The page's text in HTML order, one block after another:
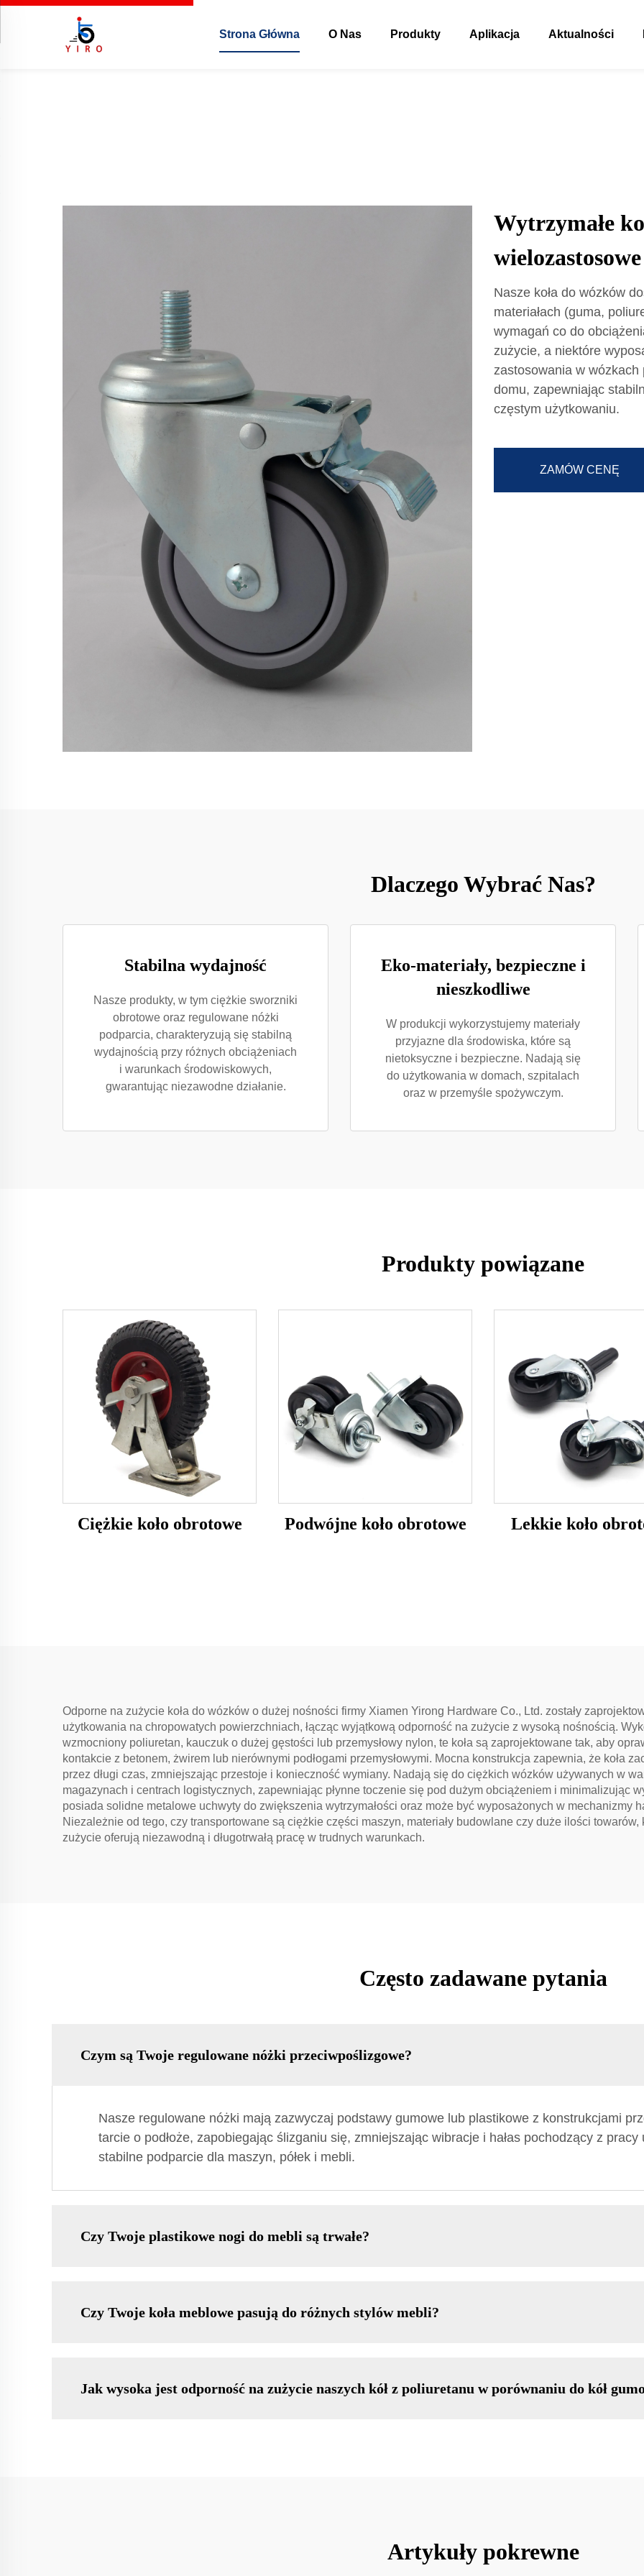
Strona Główna O Nas Produkty Aplikacja Aktualności
Wytrzymałe
wielozastosowe
Nasze koła do wózków
materiałach (guma,
wymagań co do
zużycie, a niektóre
zastosowania w wózkach
domu, zapewniając
częstym użytkowaniu.
ZAMÓW CENĘ
Dlaczego Wybrać Nas?
Stabilna wydajność
Nasze produkty, w tym ciężkie sworzniki
obrotowe oraz regulowane nóżki
podparcia, charakteryzują się stabilną
wydajnością przy różnych obciążeniach
i warunkach środowiskowych,
gwarantując niezawodne działanie.
Eko-materiały, bezpieczne i
nieszkodliwe
W produkcji wykorzystujemy materiały
przyjazne dla środowiska, które są
nietoksyczne i bezpieczne. Nadają się
do użytkowania w domach, szpitalach
oraz w przemyśle spożywczym.
Produkty powiązane
Ciężkie koło obrotowe Podwójne koło obrotowe Lekkie koło
Odporne na zużycie koła do wózków o dużej nośności firmy Xiamen Yirong Hardware Co., Ltd. zostały
użytkowania na chropowatych powierzchniach, łącząc wyjątkową odporność na zużycie z wysoką nośnością.
wzmocniony poliuretan, kauczuk o dużej gęstości lub przemysłowy nylon, te koła są zaprojektowane tak, aby
kontakcie z betonem, żwirem lub nierównymi podłogami przemysłowymi. Mocna konstrukcja zapewnia, że koła
przez długi czas, zmniejszając przestoje i konieczność wymiany. Nadają się do ciężkich wózków używanych w
magazynach i centrach logistycznych, zapewniając płynne toczenie się pod dużym obciążeniem i minimalizując
posiada solidne metalowe uchwyty do zwiększenia wytrzymałości oraz może być wyposażonych w mechanizmy
Niezależnie od tego, czy transportowane są ciężkie części maszyn, materiały budowlane czy duże ilości
zużycie oferują niezawodną i długotrwałą pracę w trudnych warunkach.
Często zadawane pytania
Czym są Twoje regulowane nóżki przeciwpoślizgowe?
Nasze regulowane nóżki mają zazwyczaj podstawy gumowe lub plastikowe z konstrukcjami
tarcie o podłoże, zapobiegając ślizganiu się, zmniejszając wibracje i hałas pochodzący z
stabilne podparcie dla maszyn, półek i mebli.
Czy Twoje plastikowe nogi do mebli są trwałe?
Czy Twoje koła meblowe pasują do różnych stylów mebli?
Jak wysoka jest odporność na zużycie naszych kół z poliuretanu w porównaniu do kół
Artykuły pokrewne